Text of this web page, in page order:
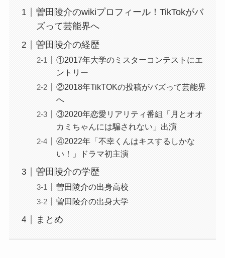
曽田陵介のwikiプロフィール！TikTokがバ
ズって芸能界へ
曽田陵介の経歴
①2017年大学のミスターコンテストにエ
ントリー
②2018年TikTOKの投稿がバズって芸能界
へ
③2020年恋愛リアリティ番組「月とオオ
カミちゃんには騙されない」出演
④2022年「不幸くんはキスするしかな
い！」ドラマ初主演
曽田陵介の学歴
曽田陵介の出身高校
曽田陵介の出身大学
まとめ